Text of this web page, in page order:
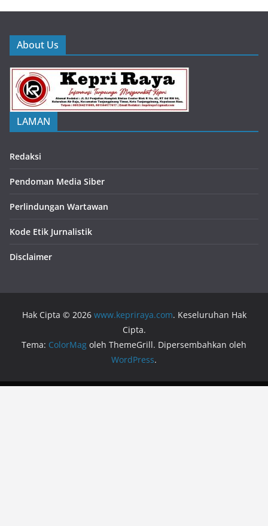
About Us
LAMAN
Redaksi
Pendoman Media Siber
Perlindungan Wartawan
Kode Etik Jurnalistik
Disclaimer
Hak Cipta © 2026 www.kepriraya.com. Keseluruhan Hak
Cipta.
Tema: ColorMag oleh ThemeGrill. Dipersembahkan oleh
WordPress.